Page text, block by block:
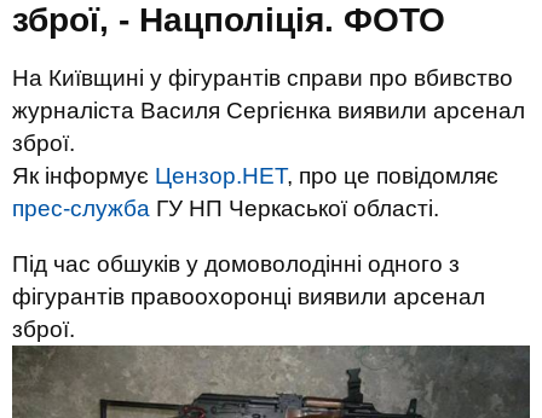
зброї, - Нацполіція. ФОТО
На Київщині у фігурантів справи про вбивство
журналіста Василя Сергієнка виявили арсенал
зброї.
Як інформує Цензор.НЕТ, про це повідомляє
прес-служба ГУ НП Черкаської області.
Під час обшуків у домоволодінні одного з
фігурантів правоохоронці виявили арсенал
зброї.